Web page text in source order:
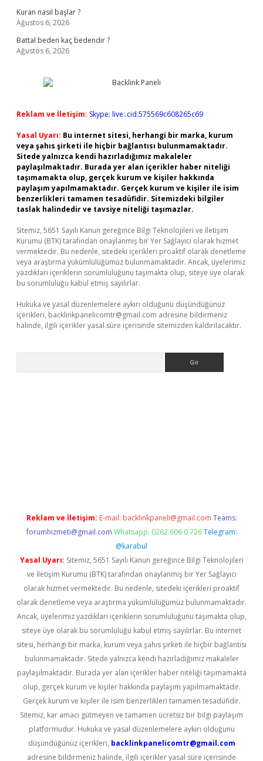
Kuran nasıl başlar ?
Ağustos 6, 2026
Battal beden kaç bedendir ?
Ağustos 6, 2026
Reklam ve İletişim: Skype: live:.cid.575569c608265c69
Yasal Uyarı: Bu internet sitesi, herhangi bir marka, kurum
veya şahıs şirketi ile hiçbir bağlantısı bulunmamaktadır.
Sitede yalnızca kendi hazırladığımız makaleler
paylaşılmaktadır. Burada yer alan içerikler haber niteliği
taşımamakta olup, gerçek kurum ve kişiler hakkında
paylaşım yapılmamaktadır. Gerçek kurum ve kişiler ile isim
benzerlikleri tamamen tesadüfidir. Sitemizdeki bilgiler
taslak halindedir ve tavsiye niteliği taşımazlar.
Sitemiz, 5651 Sayılı Kanun gereğince Bilgi Teknolojileri ve İletişim
Kurumu (BTK) tarafından onaylanmış bir Yer Sağlayıcı olarak hizmet
vermektedir. Bu nedenle, sitedeki içerikleri proaktif olarak denetleme
veya araştırma yükümlülüğümüz bulunmamaktadır. Ancak, üyelerimiz
yazdıkları içeriklerin sorumluluğunu taşımakta olup, siteye üye olarak
bu sorumluluğu kabul etmiş sayılırlar.
Hukuka ve yasal düzenlemelere aykırı olduğunu düşündüğünüz
içerikleri, backlinkpanelicomtr@gmail.com adresine bildirmeniz
halinde, ilgili içerikler yasal süre içerisinde sitemizden kaldırılacaktır.
Reklam ve İletişim: E-mail: backlinkpaneli@gmail.com Teams:
forumhizmeti@gmail.com Whatsapp: 0262 606 0 726 Telegram:
@karabul
Yasal Uyarı: Sitemiz, 5651 Sayılı Kanun gereğince Bilgi Teknolojileri
ve İletişim Kurumu (BTK) tarafından onaylanmış bir Yer Sağlayıcı
olarak hizmet vermektedir. Bu nedenle, sitedeki içerikleri proaktif
olarak denetleme veya araştırma yükümlülüğümüz bulunmamaktadır.
Ancak, üyelerimiz yazdıkları içeriklerin sorumluluğunu taşımakta olup,
siteye üye olarak bu sorumluluğu kabul etmiş sayılırlar. Bu internet
sitesi, herhangi bir marka, kurum veya şahıs şirketi ile hiçbir bağlantısı
bulunmamaktadır. Sitede yalnızca kendi hazırladığımız makaleler
paylaşılmaktadır. Burada yer alan içerikler haber niteliği taşımamakta
olup, gerçek kurum ve kişiler hakkında paylaşım yapılmamaktadır.
Gerçek kurum ve kişiler ile isim benzerlikleri tamamen tesadüfidir.
Sitemiz, kar amacı gütmeyen ve tamamen ücretsiz bir bilgi paylaşım
platformudur. Hukuka ve yasal düzenlemelere aykırı olduğunu
düşündüğünüz içerikleri, backlinkpanelicomtr@gmail.com
adresine bildirmeniz halinde, ilgili içerikler yasal süre içerisinde